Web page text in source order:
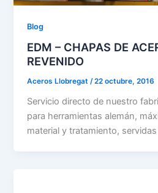
Blog
EDM – CHAPAS DE
REVENIDO
Aceros Llobregat/22 octubre, 2016
Servicio directo de nuestro
para herramientas alemán,
material y tratamiento,